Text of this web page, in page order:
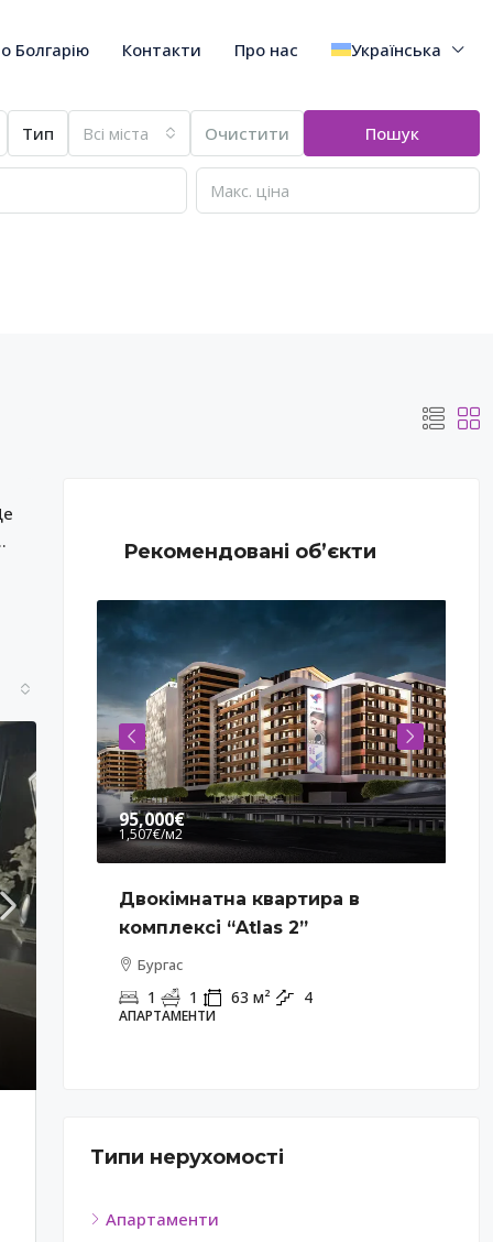
Болгарію Контакти Про нас Українська
Тип Всі міста Очистити Пошук
Рекомендовані об’єкти
95,000€
1,507€/м2
Двокімнатна квартира в
комплексі “Atlas 2”
Бургас
1 1 63 м² 4
АПАРТАМЕНТИ
Типи нерухомості
Апартаменти